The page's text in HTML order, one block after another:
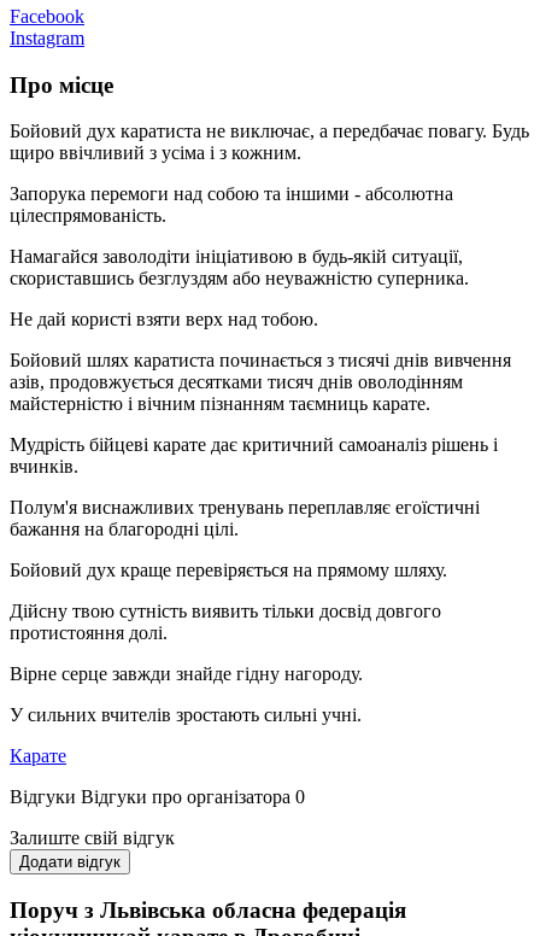
Facebook
Instagram
Про місце
Бойовий дух каратиста не виключає, а передбачає повагу. Будь
щиро ввічливий з усіма і з кожним.
Запорука перемоги над собою та іншими - абсолютна
цілеспрямованість.
Намагайся заволодіти ініціативою в будь-якій ситуації,
скориставшись безглуздям або неуважністю суперника.
Не дай користі взяти верх над тобою.
Бойовий шлях каратиста починається з тисячі днів вивчення
азів, продовжується десятками тисяч днів оволодінням
майстерністю і вічним пізнанням таємниць карате.
Мудрість бійцеві карате дає критичний самоаналіз рішень і
вчинків.
Полум'я виснажливих тренувань переплавляє егоїстичні
бажання на благородні цілі.
Бойовий дух краще перевіряється на прямому шляху.
Дійсну твою сутність виявить тільки досвід довгого
протистояння долі.
Вірне серце завжди знайде гідну нагороду.
У сильних вчителів зростають сильні учні.
Карате
Відгуки Відгуки про організатора 0
Залиште свій відгук
Додати відгук
Поруч з Львівська обласна федерація